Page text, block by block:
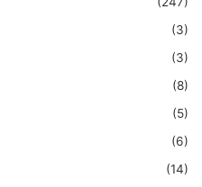
(3)
(3)
(8)
(5)
(6)
(14)